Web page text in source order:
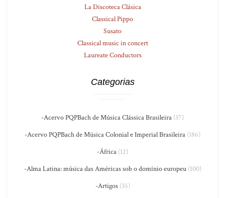
La Discoteca Clásica
Classical Pippo
Susato
Classical music in concert
Laureate Conductors
Categorias
-Acervo PQPBach de Música Clássica Brasileira (37)
-Acervo PQPBach de Música Colonial e Imperial Brasileira (186)
-África (12)
-Alma Latina: música das Américas sob o domínio europeu(100)
-Artigos(35)